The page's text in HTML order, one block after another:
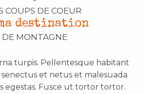
COUPS DE COEUR
destination
DE MONTAGNE
turpis. Pellentesque habitant
et netus et malesuada
egestas. Fusce ut tortor tortor.